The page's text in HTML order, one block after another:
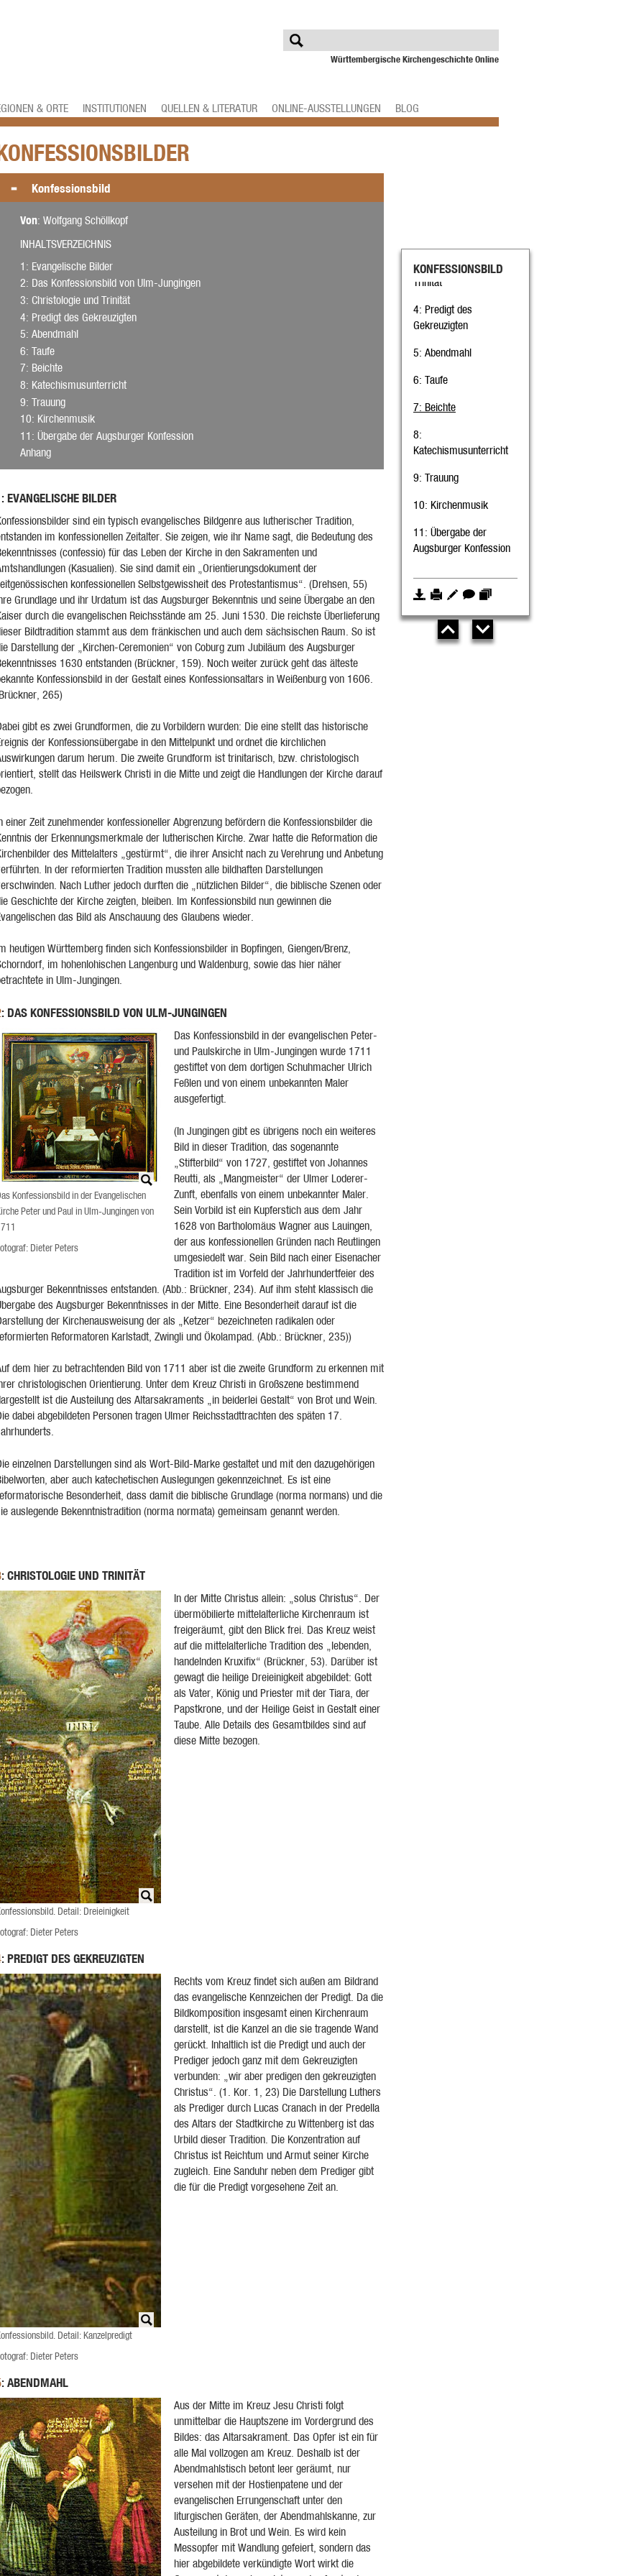
& ORTE INSTITUTIONEN QUELLEN & LITERATUR ONLINE-AUSSTELLUNGEN BLOG
Württembergische Kirchengeschichte Online
KONFESSIONSBILD
3: Christologie und
Trinität
4: Predigt des
Gekreuzigten
5: Abendmahl
6: Taufe
7: Beichte
8:
Katechismusunterricht
9: Trauung
10: Kirchenmusik
11 : Übergabe der
Augsburger Konfession
Konfessionsbild
Von: Wolfgang Schöllkopf
INHALTSVERZEICHNIS
1 : Evangelische Bilder
2: Das Konfessionsbild von Ulm-Jungingen
3: Christologie und Trinität
4: Predigt des Gekreuzigten
5: Abendmahl
6: Taufe
7: Beichte
8: Katechismusunterricht
9: Trauung
10: Kirchenmusik
11 : Übergabe der Augsburger Konfession
Anhang
: EVANGELISCHE BILDER
sind ein typisch evangelisches Bildgenre aus lutherischer Tradition,
im konfessionellen Zeitalter. Sie zeigen, wie ihr Name sagt, die Bedeutung des
(confessio) für das Leben der Kirche in den Sakramenten und
(Kasualien). Sie sind damit ein „Orientierungsdokument der
konfessionellen Selbstgewissheit des Protestantismus“. (Drehsen, 55)
Grundlage und ihr Urdatum ist das Augsburger Bekenntnis und seine Übergabe an den
durch die evangelischen Reichsstände am 25. Juni 1530. Die reichste Überlieferung
Bildtradition stammt aus dem fränkischen und auch dem sächsischen Raum. So ist
Darstellung der „Kirchen-Ceremonien“ von Coburg zum Jubiläum des Augsburger
1630 entstanden (Brückner, 159). Noch weiter zurück geht das älteste
Konfessionsbild in der Gestalt eines Konfessionsaltars in Weißenburg von 1606.
265)
gibt es zwei Grundformen, die zu Vorbildern wurden: Die eine stellt das historische
der Konfessionsübergabe in den Mittelpunkt und ordnet die kirchlichen
darum herum. Die zweite Grundform ist trinitarisch, bzw. christologisch
stellt das Heilswerk Christi in die Mitte und zeigt die Handlungen der Kirche darauf
einer Zeit zunehmender konfessioneller Abgrenzung befördern die Konfessionsbilder die
der Erkennungsmerkmale der lutherischen Kirche. Zwar hatte die Reformation die
des Mittelalters „gestürmt“, die ihrer Ansicht nach zu Verehrung und Anbetung
In der reformierten Tradition mussten alle bildhaften Darstellungen
Nach Luther jedoch durften die „nützlichen Bilder“, die biblische Szenen oder
Geschichte der Kirche zeigten, bleiben. Im Konfessionsbild nun gewinnen die
das Bild als Anschauung des Glaubens wieder.
heutigen Württemberg finden sich Konfessionsbilder in Bopfingen, Giengen/Brenz,
im hohenlohischen Langenburg und Waldenburg, sowie das hier näher
in Ulm-Jungingen.
: DAS KONFESSIONSBILD VON ULM-JUNGINGEN
Konfessionsbild in der Evangelischen
Peter und Paul in Ulm-Jungingen von
Dieter Peters
Das Konfessionsbild in der evangelischen Peter-
und Paulskirche in Ulm-Jungingen wurde 1711
gestiftet von dem dortigen Schuhmacher Ulrich
Feßlen und von einem unbekannten Maler
ausgefertigt.
(In Jungingen gibt es übrigens noch ein weiteres
Bild in dieser Tradition, das sogenannte
„Stifterbild“ von 1727, gestiftet von Johannes
Reutti, als „Mangmeister“ der Ulmer Loderer-
Zunft, ebenfalls von einem unbekannter Maler.
Sein Vorbild ist ein Kupferstich aus dem Jahr
1628 von Bartholomäus Wagner aus Lauingen,
der aus konfessionellen Gründen nach Reutlingen
umgesiedelt war. Sein Bild nach einer Eisenacher
Tradition ist im Vorfeld der Jahrhundertfeier des
Bekenntnisses entstanden. (Abb.: Brückner, 234). Auf ihm steht klassisch die
des Augsburger Bekenntnisses in der Mitte. Eine Besonderheit darauf ist die
der Kirchenausweisung der als „Ketzer“ bezeichneten radikalen oder
Reformatoren Karlstadt, Zwingli und Ökolampad. (Abb.: Brückner, 235))
dem hier zu betrachtenden Bild von 1711 aber ist die zweite Grundform zu erkennen mit
christologischen Orientierung. Unter dem Kreuz Christi in Großszene bestimmend
ist die Austeilung des Altarsakraments „in beiderlei Gestalt“ von Brot und Wein.
dabei abgebildeten Personen tragen Ulmer Reichsstadttrachten des späten 17.
einzelnen Darstellungen sind als Wort-Bild-Marke gestaltet und mit den dazugehörigen
aber auch katechetischen Auslegungen gekennzeichnet. Es ist eine
Besonderheit, dass damit die biblische Grundlage (norma normans) und die
auslegende Bekenntnistradition (norma normata) gemeinsam genannt werden.
: CHRISTOLOGIE UND TRINITÄT
Detail: Dreieinigkeit
Dieter Peters
In der Mitte Christus allein: „solus Christus“. Der
übermöbilierte mittelalterliche Kirchenraum ist
freigeräumt, gibt den Blick frei. Das Kreuz weist
auf die mittelalterliche Tradition des „lebenden,
handelnden Kruxifix“ (Brückner, 53). Darüber ist
gewagt die heilige Dreieinigkeit abgebildet: Gott
als Vater, König und Priester mit der Tiara, der
Papstkrone, und der Heilige Geist in Gestalt einer
Taube. Alle Details des Gesamtbildes sind auf
diese Mitte bezogen.
: PREDIGT DES GEKREUZIGTEN
Detail: Kanzelpredigt
Dieter Peters
Rechts vom Kreuz findet sich außen am Bildrand
das evangelische Kennzeichen der Predigt. Da die
Bildkomposition insgesamt einen Kirchenraum
darstellt, ist die Kanzel an die sie tragende Wand
gerückt. Inhaltlich ist die Predigt und auch der
Prediger jedoch ganz mit dem Gekreuzigten
verbunden: „wir aber predigen den gekreuzigten
Christus“. (1. Kor. 1, 23) Die Darstellung Luthers
als Prediger durch Lucas Cranach in der Predella
des Altars der Stadtkirche zu Wittenberg ist das
Urbild dieser Tradition. Die Konzentration auf
Christus ist Reichtum und Armut seiner Kirche
zugleich. Eine Sanduhr neben dem Prediger gibt
die für die Predigt vorgesehene Zeit an.
: ABENDMAHL
Aus der Mitte im Kreuz Jesu Christi folgt
unmittelbar die Hauptszene im Vordergrund des
Bildes: das Altarsakrament. Das Opfer ist ein für
alle Mal vollzogen am Kreuz. Deshalb ist der
Abendmahlstisch betont leer geräumt, nur
versehen mit der Hostienpatene und der
evangelischen Errungenschaft unter den
liturgischen Geräten, der Abendmahlskanne, zur
Austeilung in Brot und Wein. Es wird kein
Messopfer mit Wandlung gefeiert, sondern das
hier abgebildete verkündigte Wort wirkt die